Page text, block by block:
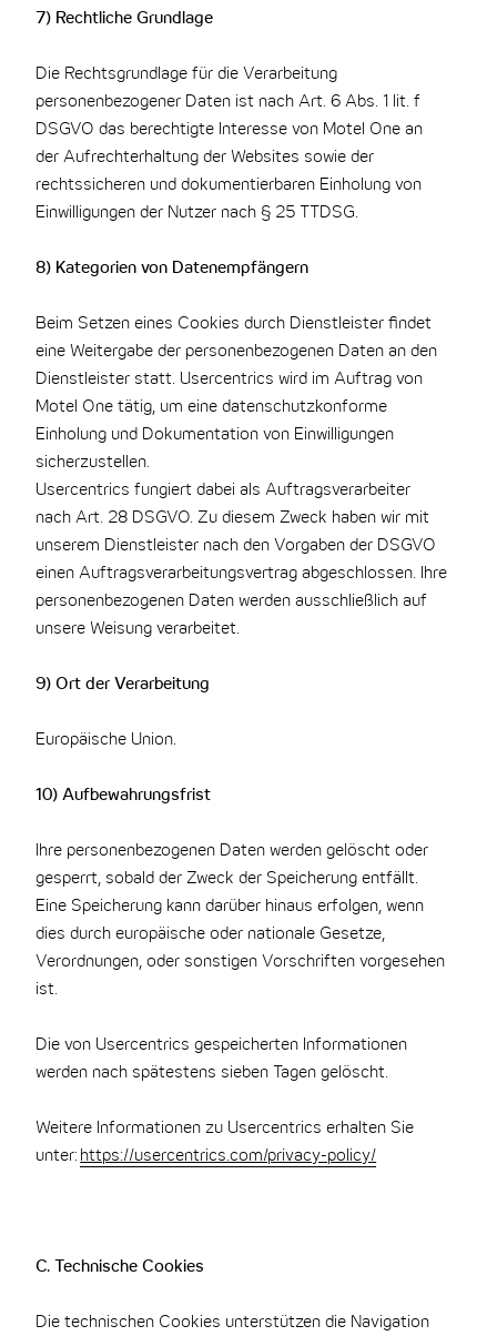
7) Rechtliche Grundlage
Die Rechtsgrundlage für die Verarbeitung
personenbezogener Daten ist nach Art. 6 Abs. 1 lit. f
DSGVO das berechtigte Interesse von Motel One an
der Aufrechterhaltung der Websites sowie der
rechtssicheren und dokumentierbaren Einholung von
Einwilligungen der Nutzer nach § 25 TTDSG.
8) Kategorien von Datenempfängern
Beim Setzen eines Cookies durch Dienstleister findet
eine Weitergabe der personenbezogenen Daten an den
Dienstleister statt. Usercentrics wird im Auftrag von
Motel One tätig, um eine datenschutzkonforme
Einholung und Dokumentation von Einwilligungen
sicherzustellen.
Usercentrics fungiert dabei als Auftragsverarbeiter
nach Art. 28 DSGVO. Zu diesem Zweck haben wir mit
unserem Dienstleister nach den Vorgaben der DSGVO
einen Auftragsverarbeitungsvertrag abgeschlossen. Ihre
personenbezogenen Daten werden ausschließlich auf
unsere Weisung verarbeitet.
9) Ort der Verarbeitung
Europäische Union.
10) Aufbewahrungsfrist
Ihre personenbezogenen Daten werden gelöscht oder
gesperrt, sobald der Zweck der Speicherung entfällt.
Eine Speicherung kann darüber hinaus erfolgen, wenn
dies durch europäische oder nationale Gesetze,
Verordnungen, oder sonstigen Vorschriften vorgesehen
ist.
Die von Usercentrics gespeicherten Informationen
werden nach spätestens sieben Tagen gelöscht.
Weitere Informationen zu Usercentrics erhalten Sie
unter: https://usercentrics.com/privacy-policy/
C. Technische Cookies
Die technischen Cookies unterstützen die Navigation